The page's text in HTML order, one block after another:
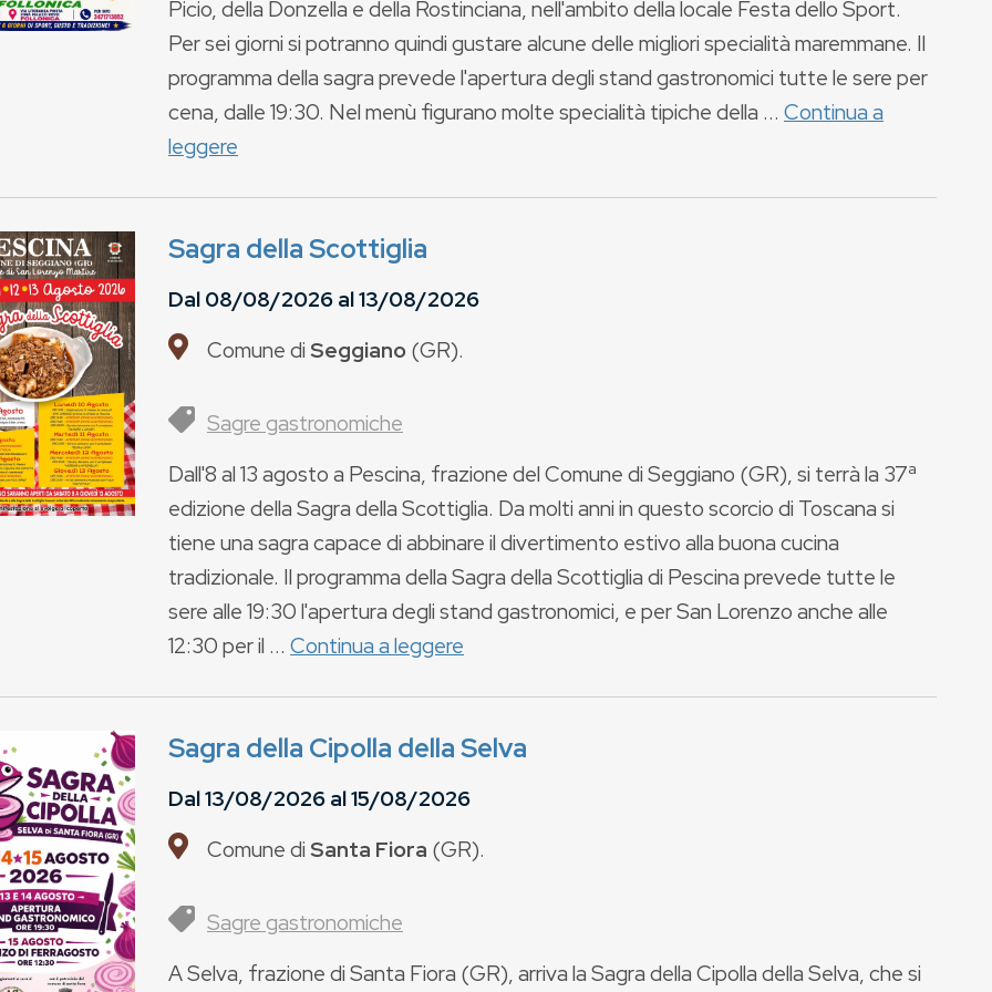
Picio, della Donzella e della Rostinciana, nell'ambito della locale Festa dello Sport.
Per sei giorni si potranno quindi gustare alcune delle migliori specialità maremmane. Il
programma della sagra prevede l'apertura degli stand gastronomici tutte le sere per
cena, dalle 19:30. Nel menù figurano molte specialità tipiche della ... Continua a
leggere
Sagra della Scottiglia
Dal08/08/2026al13/08/2026
Comune diSeggiano(GR).
Sagre gastronomiche
Dall'8 al 13 agosto a Pescina, frazione del Comune di Seggiano (GR), si terrà la 37ª
edizione della Sagra della Scottiglia. Da molti anni in questo scorcio di Toscana si
tiene una sagra capace di abbinare il divertimento estivo alla buona cucina
tradizionale. Il programma della Sagra della Scottiglia di Pescina prevede tutte le
sere alle 19:30 l'apertura degli stand gastronomici, e per San Lorenzo anche alle
12:30 per il ... Continua a leggere
Sagra della Cipolla della Selva
Dal13/08/2026al15/08/2026
Comune diSanta Fiora (GR).
Sagre gastronomiche
A Selva, frazione di Santa Fiora (GR), arriva la Sagra della Cipolla della Selva, che si